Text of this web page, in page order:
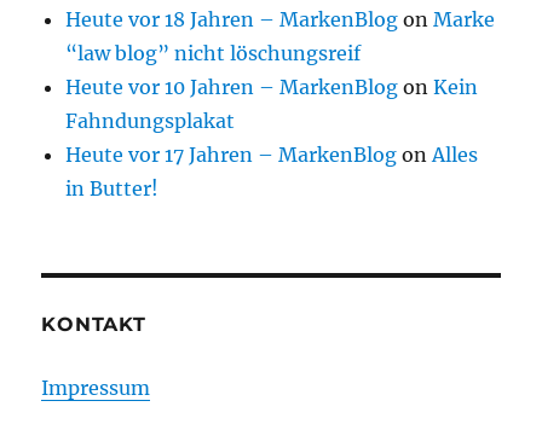
Heute vor 18 Jahren – MarkenBlog onMarke
“law blog” nicht löschungsreif
Heute vor 10 Jahren – MarkenBlog onKein
Fahndungsplakat
Heute vor 17 Jahren – MarkenBlog onAlles
in Butter!
KONTAKT
Impressum